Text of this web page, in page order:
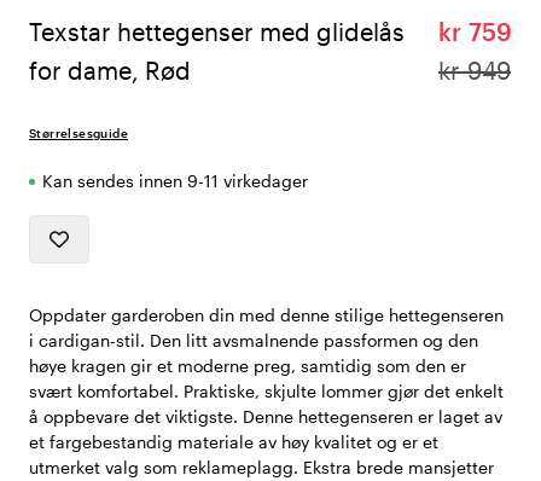
Texstar hettegenser med glidelås
for dame, Rød
kr 759
kr 949
Størrelsesguide
Kan sendes innen 9-11 virkedager
Oppdater garderoben din med denne stilige hettegenseren
i cardigan-stil. Den litt avsmalnende passformen og den
høye kragen gir et moderne preg, samtidig som den er
svært komfortabel. Praktiske, skjulte lommer gjør det enkelt
å oppbevare det viktigste. Denne hettegenseren er laget av
et fargebestandig materiale av høy kvalitet og er et
utmerket valg som reklameplagg. Ekstra brede mansjetter